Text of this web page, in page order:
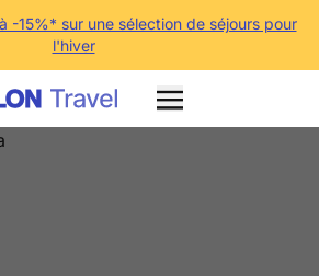
-15%* sur une sélection de séjours pour
l'hiver